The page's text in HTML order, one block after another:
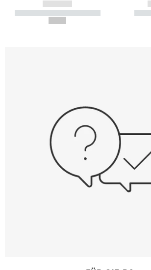
------------
----------- ----------- -----------